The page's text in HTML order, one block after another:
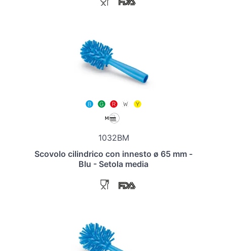
1032BM
Scovolo cilindrico con innesto ø 65 mm -
Blu - Setola media